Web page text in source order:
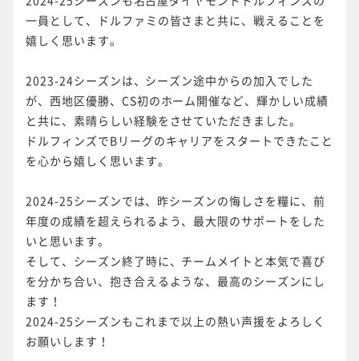
一員として、ドルファミの皆さまと共に、戦えることを
嬉しく思います。
2023-24シーズンは、シーズン途中からの加入でした
が、西地区優勝、CS初のホーム開催など、輝かしい成績
と共に、素晴らしい経験をさせていただきました。
ドルフィンズでBリーグのキャリアをスタートできたこと
を心から嬉しく思います。
2024-25シーズンでは、昨シーズンの悔しさを糧に、前
年度の成績を超えられるよう、最大限のサポートをした
いと思います。
そして、シーズン終了時に、チームメイトと本気で喜び
を分かち合い、抱き合えるような、最高のシーズンにし
ます！
2024-25シーズンもこれまで以上の熱い声援をよろしく
お願いします！